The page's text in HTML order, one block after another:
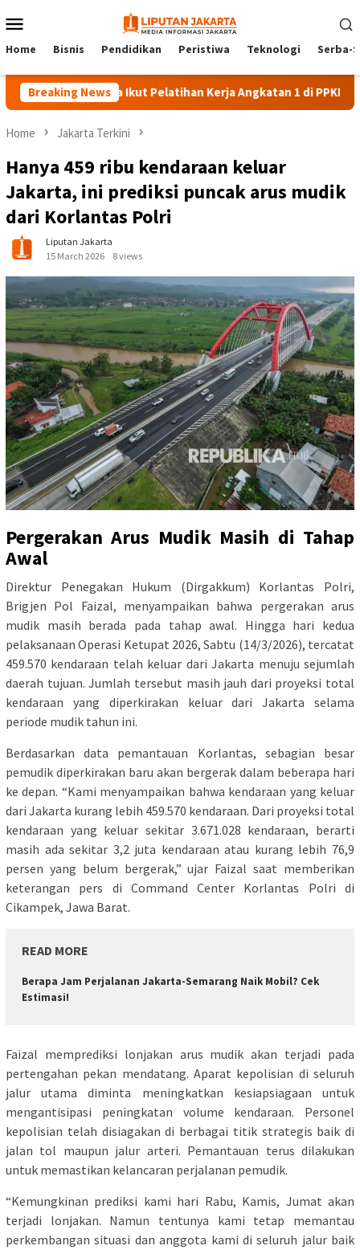
to
Menu
Home Bisnis Pendidikan Peristiwa Teknologi Serba-
Breaking News
Peserta Ikut Pelatihan Kerja Angkatan 1 di PPKD Jaksel
Home Jakarta Terkini
Hanya 459 ribu kendaraan keluar
Jakarta, ini prediksi puncak arus mudik
dari Korlantas Polri
Liputan Jakarta
15 March 2026
8 views
Pergerakan Arus Mudik Masih di Tahap
Awal
Direktur Penegakan Hukum (Dirgakkum) Korlantas Polri,
Brigjen Pol Faizal, menyampaikan bahwa pergerakan arus
mudik masih berada pada tahap awal. Hingga hari kedua
pelaksanaan Operasi Ketupat 2026, Sabtu (14/3/2026), tercatat
459.570 kendaraan telah keluar dari Jakarta menuju sejumlah
daerah tujuan. Jumlah tersebut masih jauh dari proyeksi total
kendaraan yang diperkirakan keluar dari Jakarta selama
periode mudik tahun ini.
Berdasarkan data pemantauan Korlantas, sebagian besar
pemudik diperkirakan baru akan bergerak dalam beberapa hari
ke depan. “Kami menyampaikan bahwa kendaraan yang keluar
dari Jakarta kurang lebih 459.570 kendaraan. Dari proyeksi total
kendaraan yang keluar sekitar 3.671.028 kendaraan, berarti
masih ada sekitar 3,2 juta kendaraan atau kurang lebih 76,9
persen yang belum bergerak,” ujar Faizal saat memberikan
keterangan pers di Command Center Korlantas Polri di
Cikampek, Jawa Barat.
READ MORE
Berapa Jam Perjalanan Jakarta-Semarang Naik Mobil? Cek
Estimasi!
Faizal memprediksi lonjakan arus mudik akan terjadi pada
pertengahan pekan mendatang. Aparat kepolisian di seluruh
jalur utama diminta meningkatkan kesiapsiagaan untuk
mengantisipasi peningkatan volume kendaraan. Personel
kepolisian telah disiagakan di berbagai titik strategis baik di
jalan tol maupun jalur arteri. Pemantauan terus dilakukan
untuk memastikan kelancaran perjalanan pemudik.
“Kemungkinan prediksi kami hari Rabu, Kamis, Jumat akan
terjadi lonjakan. Namun tentunya kami tetap memantau
perkembangan situasi dan anggota kami di seluruh jalur baik